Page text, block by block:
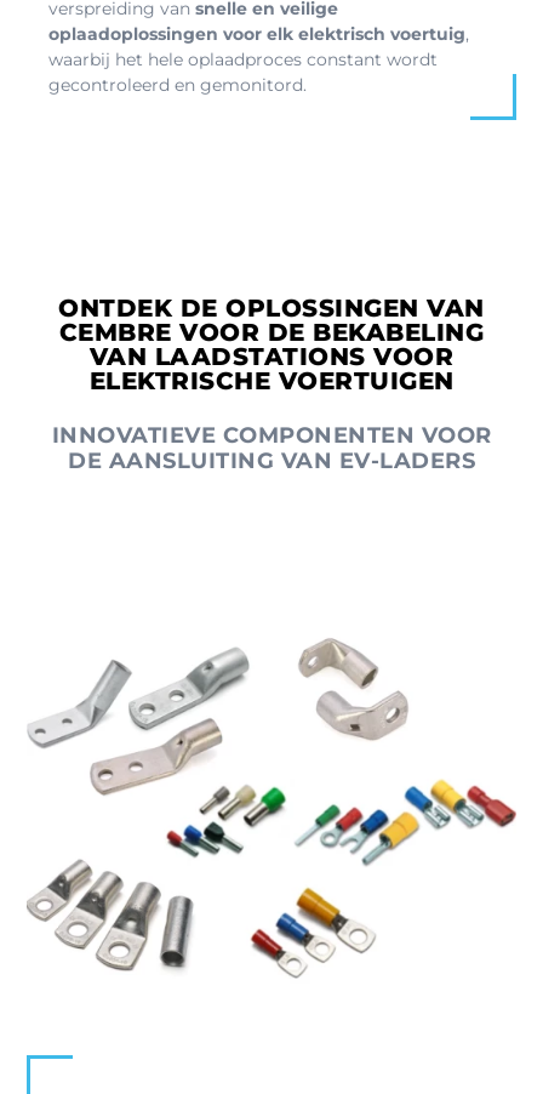
verspreiding van snelle en veilige
oplaadoplossingen voor elk elektrisch voertuig,
waarbij het hele oplaadproces constant wordt
gecontroleerd en gemonitord.
ONTDEK DE OPLOSSINGEN VAN
CEMBRE VOOR DE BEKABELING
VAN LAADSTATIONS VOOR
ELEKTRISCHE VOERTUIGEN
INNOVATIEVE COMPONENTEN VOOR
DE AANSLUITING VAN EV-LADERS